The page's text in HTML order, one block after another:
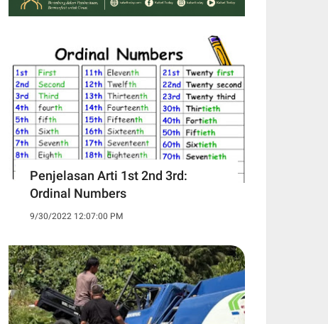
Penjelasan Arti 1st 2nd 3rd:
Ordinal Numbers
9/30/2022 12:07:00 PM